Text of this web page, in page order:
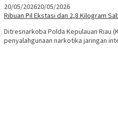
20/05/202620/05/2026
Ribuan Pil Ekstasi dan 2,8 Kilogram
Ditresnarkoba Polda Kepulauan Riau
penyalahgunaan narkotika jaringan